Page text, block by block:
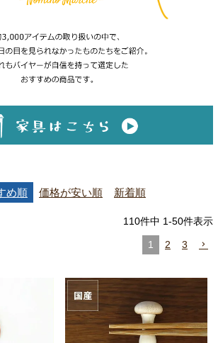
め順 価格が安い順 新着順
110件中 1-50件表示
1 2 3